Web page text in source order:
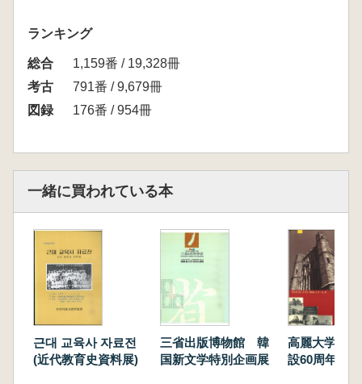
ランキング
総合
1,159番 / 19,328冊
考古
791番 / 9,679冊
図録
176番 / 954冊
一緒に買われている本
근대 교육사 자료전
(近代教育史資料展)
三省出版博物館 韓
国新文学特別企画展
高麗大学校
設60周年紀